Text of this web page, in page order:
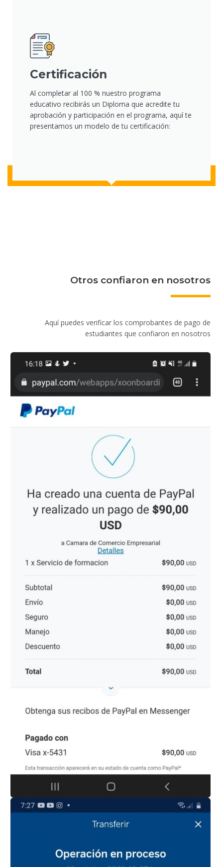
Certificación
Al completar al 100 % nuestro programa
educativo recibirás un Diploma que acredite tu
aprobación y participación en el programa, aquí te
presentamos un modelo de tu certificación:
Otros confiaron en nosotros
Aquí puedes verificar los comprobantes de pago de
estudiantes que confiaron en nosotros